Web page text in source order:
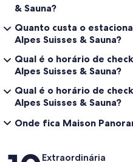
& Sauna?
Quanto custa o
Alpes Suisses & Sauna?
Qual é o horário de
Alpes Suisses & Sauna?
Qual é o horário de
Alpes Suisses & Sauna?
Onde fica Maison
AvaliaçõesExtraordinária